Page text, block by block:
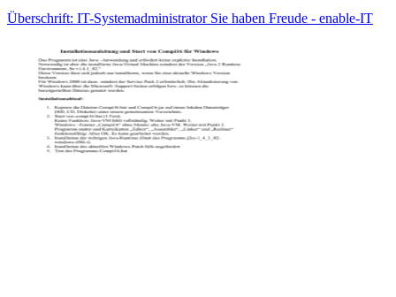
Überschrift: IT-Systemadministrator Sie haben Freude - enable-IT